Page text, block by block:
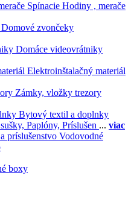
Spínacie Hodiny , merače
Domové zvončeky
Domáce videovrátniky
Elektroinštalačný materiál
Zámky, vložky trezory
Bytový textil a doplnky
Paplóny, Príslušen ... viac
Vodovodné
boxy